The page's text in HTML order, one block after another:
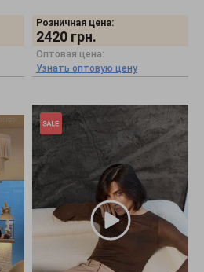
Розничная цена:
2420 грн.
Оптовая цена:
Узнать оптовую цену